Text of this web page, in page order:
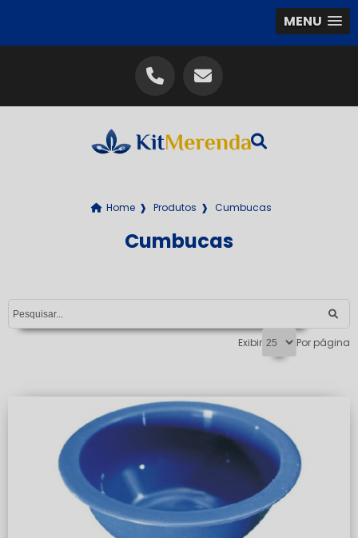
MENU
Home ❱ Produtos ❱ Cumbucas
Cumbucas
Exibir Por página